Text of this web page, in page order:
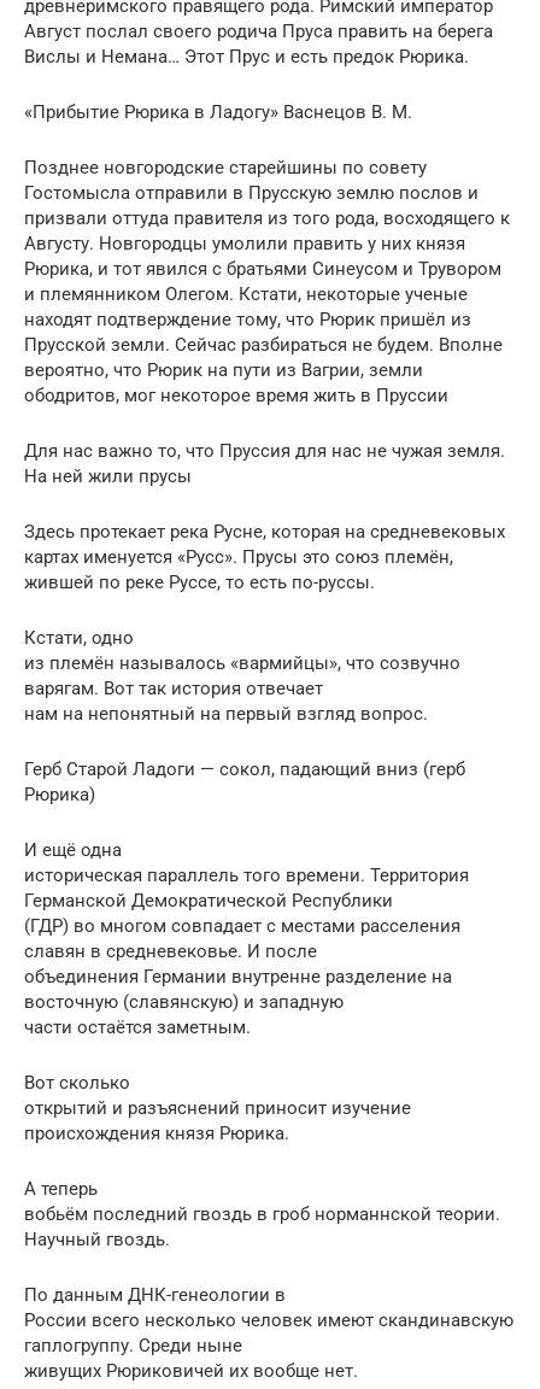
древнеримского правящего рода. Римский император
Август послал своего родича Пруса править на берега
Вислы и Немана… Этот Прус и есть предок Рюрика.
«Прибытие Рюрика в Ладогу» Васнецов В. М.
Позднее новгородские старейшины по совету
Гостомысла отправили в Прусскую землю послов и
призвали оттуда правителя из того рода, восходящего к
Августу. Новгородцы умолили править у них князя
Рюрика, и тот явился с братьями Синеусом и Трувором
и племянником Олегом. Кстати, некоторые ученые
находят подтверждение тому, что Рюрик пришёл из
Прусской земли. Сейчас разбираться не будем. Вполне
вероятно, что Рюрик на пути из Вагрии, земли
ободритов, мог некоторое время жить в Пруссии
Для нас важно то, что Пруссия для нас не чужая земля.
На ней жили прусы
Здесь протекает река Русне, которая на средневековых
картах именуется «Русс». Прусы это союз племён,
жившей по реке Руссе, то есть по-руссы.
Кстати, одно
из племён называлось «вармийцы», что созвучно
варягам. Вот так история отвечает
нам на непонятный на первый взгляд вопрос.
Герб Старой Ладоги — сокол, падающий вниз (герб
Рюрика)
И ещё одна
историческая параллель того времени. Территория
Германской Демократической Республики
(ГДР) во многом совпадает с местами расселения
славян в средневековье. И после
объединения Германии внутренне разделение на
восточную (славянскую) и западную
части остаётся заметным.
Вот сколько
открытий и разъяснений приносит изучение
происхождения князя Рюрика.
А теперь
вобьём последний гвоздь в гроб норманнской теории.
Научный гвоздь.
По данным ДНК-генеологии в
России всего несколько человек имеют скандинавскую
гаплогруппу. Среди ныне
живущих Рюриковичей их вообще нет.